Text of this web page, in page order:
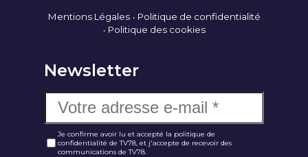
Mentions Légales
Politique de confidentialité
Politique des cookies
Newsletter
Je confirme avoir lu et accepté la politique de
confidentialité de TV78, et j'accepte de recevoir des
communications de TV78.